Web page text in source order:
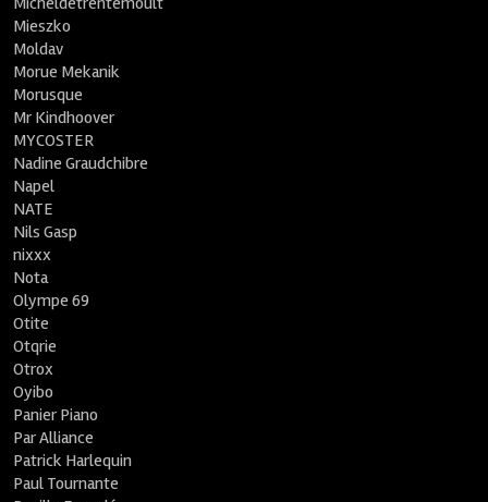
Mieszko
Moldav
Morue Mekanik
Morusque
Mr Kindhoover
MYCOSTER
Nadine Graudchibre
Napel
NATE
Nils Gasp
nixxx
Nota
Olympe 69
Otite
Otqrie
Otrox
Oyibo
Panier Piano
Par Alliance
Patrick Harlequin
Paul Tournante